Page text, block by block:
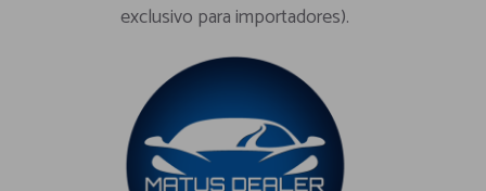
exclusivo para importadores).